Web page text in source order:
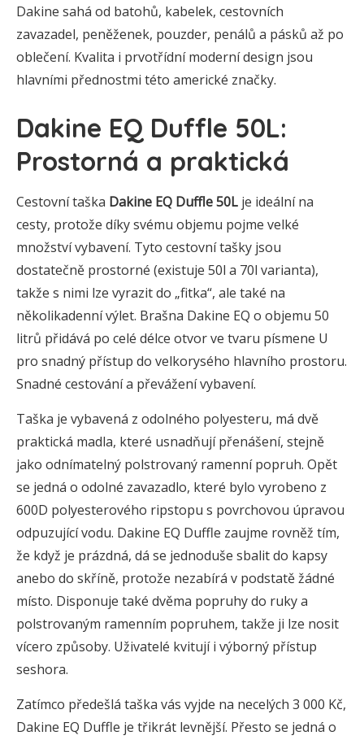
Dakine sahá od batohů, kabelek, cestovních
zavazadel, peněženek, pouzder, penálů a pásků až po
oblečení. Kvalita i prvotřídní moderní design jsou
hlavními přednostmi této americké značky.
Dakine EQ Duffle 50L:
Prostorná a praktická
Cestovní taška Dakine EQ Duffle 50L je ideální na
cesty, protože díky svému objemu pojme velké
množství vybavení. Tyto cestovní tašky jsou
dostatečně prostorné (existuje 50l a 70l varianta),
takže s nimi lze vyrazit do „fitka“, ale také na
několikadenní výlet. Brašna Dakine EQ o objemu 50
litrů přidává po celé délce otvor ve tvaru písmene U
pro snadný přístup do velkorysého hlavního prostoru.
Snadné cestování a převážení vybavení.
Taška je vybavená z odolného polyesteru, má dvě
praktická madla, které usnadňují přenášení, stejně
jako odnímatelný polstrovaný ramenní popruh. Opět
se jedná o odolné zavazadlo, které bylo vyrobeno z
600D polyesterového ripstopu s povrchovou úpravou
odpuzující vodu. Dakine EQ Duffle zaujme rovněž tím,
že když je prázdná, dá se jednoduše sbalit do kapsy
anebo do skříně, protože nezabírá v podstatě žádné
místo. Disponuje také dvěma popruhy do ruky a
polstrovaným ramenním popruhem, takže ji lze nosit
vícero způsoby. Uživatelé kvitují i výborný přístup
seshora.
Zatímco předešlá taška vás vyjde na necelých 3 000 Kč,
Dakine EQ Duffle je třikrát levnější. Přesto se jedná o